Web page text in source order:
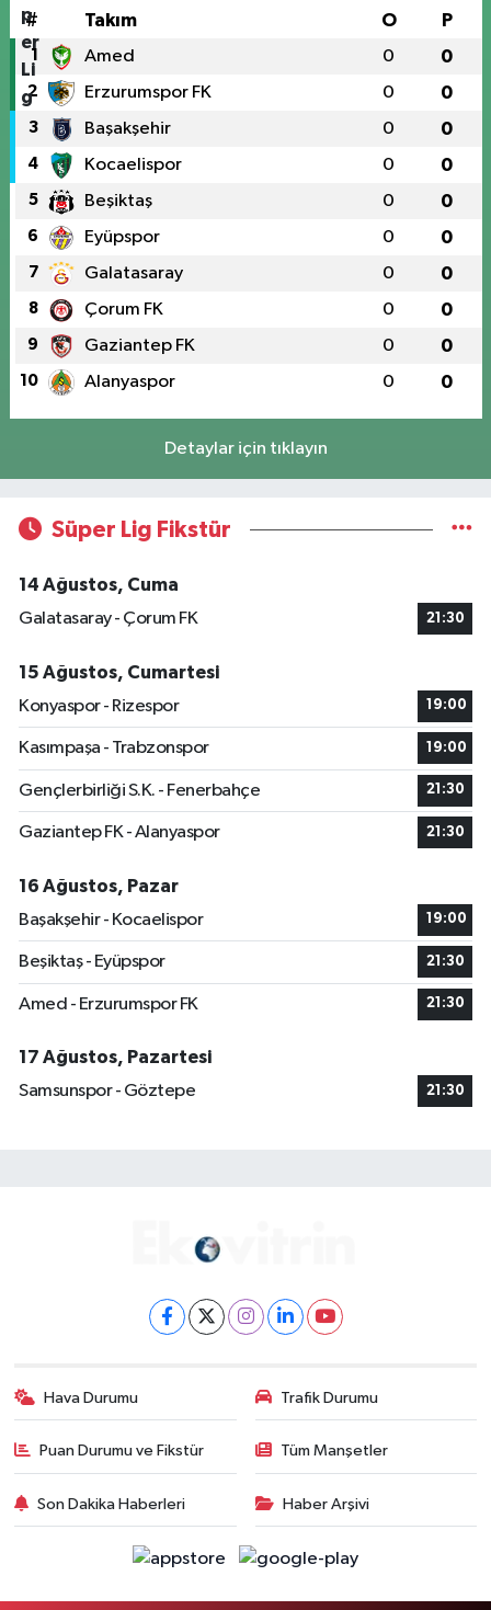
# Takım O P
1 Amed 0 0
2 Erzurumspor FK 0 0
3 Başakşehir 0 0
4 Kocaelispor 0 0
5 Beşiktaş 0 0
6 Eyüpspor 0 0
7 Galatasaray 0 0
8 Çorum FK 0 0
9 Gaziantep FK 0 0
10 Alanyaspor 0 0
Detaylar için tıklayın
Süper Lig Fikstür
14 Ağustos, Cuma
Galatasaray - Çorum FK
21:30
15 Ağustos, Cumartesi
Konyaspor - Rizespor
19:00
Kasımpaşa - Trabzonspor 19:00
Gençlerbirliği S.K. - Fenerbahçe 21:30
Gaziantep FK - Alanyaspor 21:30
16 Ağustos, Pazar
Başakşehir - Kocaelispor
19:00
Beşiktaş - Eyüpspor 21:30
Amed - Erzurumspor FK 21:30
17 Ağustos, Pazartesi
Samsunspor - Göztepe
21:30
Hava Durumu Trafik Durumu
Puan Durumu ve Fikstür Tüm Manşetler
Son Dakika Haberleri Haber Arşivi